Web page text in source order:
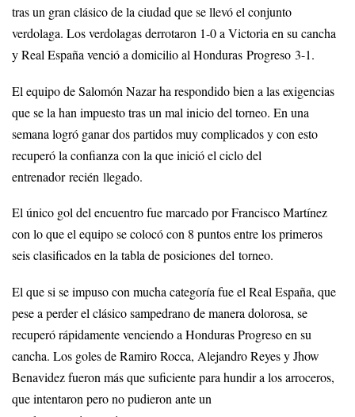
tras un gran clásico de la ciudad que se llevó el conjunto
verdolaga. Los verdolagas derrotaron 1-0 a Victoria en su cancha
y Real España venció a domicilio al Honduras Progreso 3-1.
El equipo de Salomón Nazar ha respondido bien a las exigencias
que se la han impuesto tras un mal inicio del torneo. En una
semana logró ganar dos partidos muy complicados y con esto
recuperó la confianza con la que inició el ciclo del
entrenador recién llegado.
El único gol del encuentro fue marcado por Francisco Martínez
con lo que el equipo se colocó con 8 puntos entre los primeros
seis clasificados en la tabla de posiciones del torneo.
El que si se impuso con mucha categoría fue el Real España, que
pese a perder el clásico sampedrano de manera dolorosa, se
recuperó rápidamente venciendo a Honduras Progreso en su
cancha. Los goles de Ramiro Rocca, Alejandro Reyes y Jhow
Benavidez fueron más que suficiente para hundir a los arroceros,
que intentaron pero no pudieron ante un